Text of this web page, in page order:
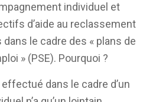
individuel et
d’aide au reclassement
le cadre des « plans de
» (PSE). Pourquoi ?
dans le cadre d’un